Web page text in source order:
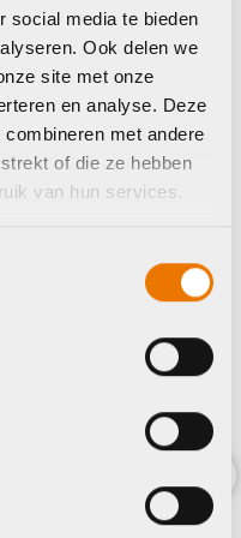
social media te bieden
Ook delen we
site met onze
en analyse. Deze
met andere
of die ze hebben
van hun services.